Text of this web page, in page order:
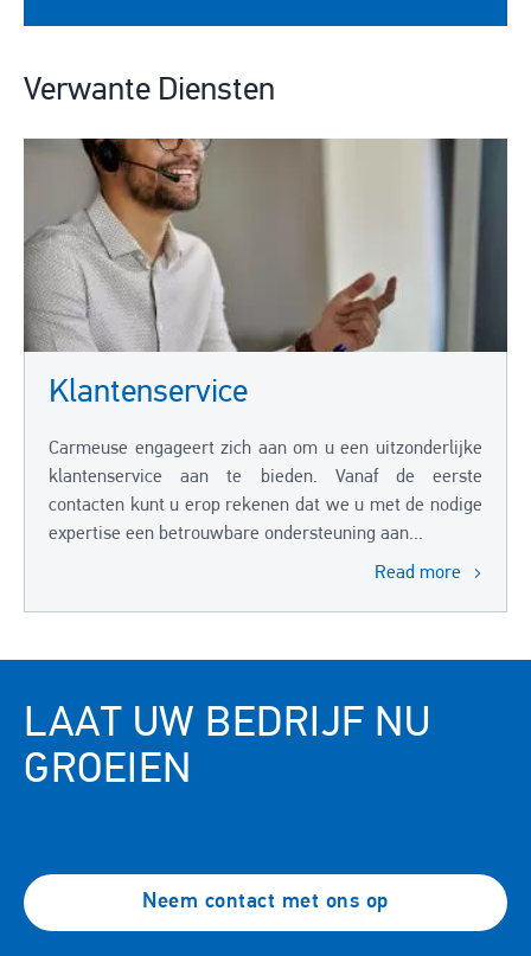
Verwante Diensten
Klantenservice
Carmeuse engageert zich aan om u een uitzonderlijke
klantenservice aan te bieden. Vanaf de eerste
contacten kunt u erop rekenen dat we u met de nodige
expertise een betrouwbare ondersteuning aan...
Read more
LAAT UW BEDRIJF NU
GROEIEN
Neem contact met ons op